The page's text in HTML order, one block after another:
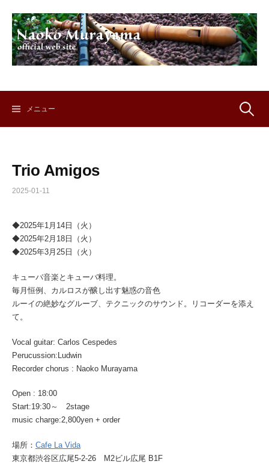
プ
メニュー 検
Trio Amigos
2025-01-11
◆2025年1月14日（火）
◆2025年2月18日（火）
◆2025年3月25日（火）
キューバ音楽とキューバ料理。
毎月恒例、カルロスが醸し出す魅惑の音色
ルーイの絶妙なグルーブ、テクニックのサウンド。リコーダーを添え
て。
Vocal guitar: Carlos Cespedes
Perucussion:Ludwin
Recorder chorus : Naoko Murayama
Open : 18:00
Start:19:30～ 2stage
music charge:2,800yen + order
場所： Cafe La Vida
東京都渋谷区広尾5-2-26 M2ビル広尾 B1F